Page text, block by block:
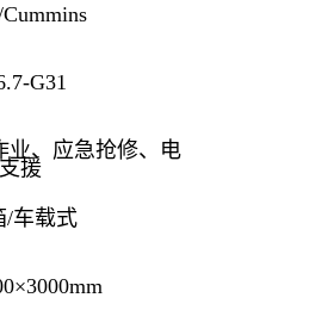
G31
业、应急抢修、电
援
/车载式